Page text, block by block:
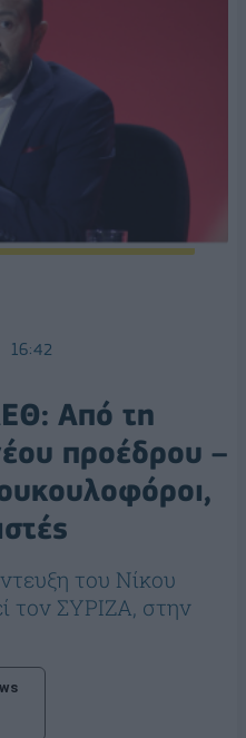
16:42
Από τη
προέδρου –
του Νίκου
τον ΣΥΡΙΖΑ, στην